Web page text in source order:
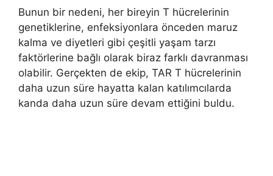
Bunun bir nedeni, her bireyin T hücrelerinin
genetiklerine, enfeksiyonlara önceden maruz
kalma ve diyetleri gibi çeşitli yaşam tarzı
faktörlerine bağlı olarak biraz farklı davranması
olabilir. Gerçekten de ekip, TAR T hücrelerinin
daha uzun süre hayatta kalan katılımcılarda
kanda daha uzun süre devam ettiğini buldu.